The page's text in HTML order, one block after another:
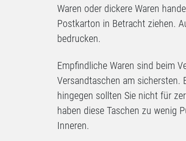
Waren oder dickere Waren
Postkarton in Betracht ziehen.
bedrucken.
Empfindliche Waren sind beim
Versandtaschen am sichersten.
hingegen sollten Sie nicht für
haben diese Taschen zu wenig
Inneren.